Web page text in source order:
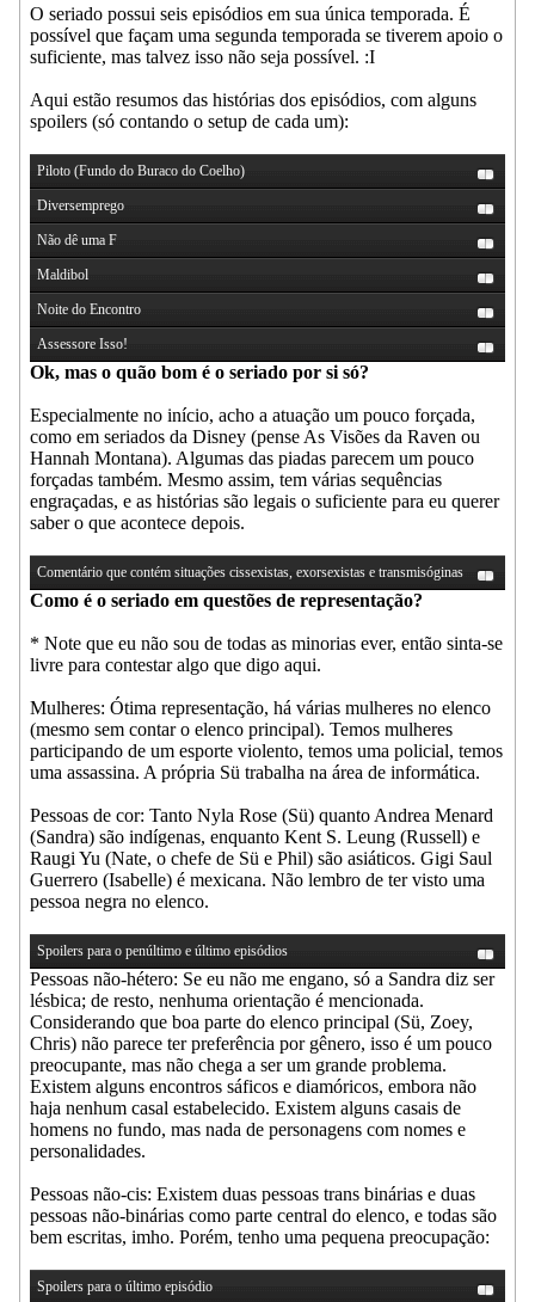
O seriado possui seis episódios em sua única temporada. É
possível que façam uma segunda temporada se tiverem apoio o
suficiente, mas talvez isso não seja possível. :I
Aqui estão resumos das histórias dos episódios, com alguns
spoilers (só contando o setup de cada um):
Piloto (Fundo do Buraco do Coelho)
Diversemprego
Não dê uma F
Maldibol
Noite do Encontro
Assessore Isso!
Ok, mas o quão bom é o seriado por si só?
Especialmente no início, acho a atuação um pouco forçada,
como em seriados da Disney (pense As Visões da Raven ou
Hannah Montana). Algumas das piadas parecem um pouco
forçadas também. Mesmo assim, tem várias sequências
engraçadas, e as histórias são legais o suficiente para eu querer
saber o que acontece depois.
Comentário que contém situações cissexistas, exorsexistas e transmisóginas
Como é o seriado em questões de representação?
* Note que eu não sou de todas as minorias ever, então sinta-se
livre para contestar algo que digo aqui.
Mulheres: Ótima representação, há várias mulheres no elenco
(mesmo sem contar o elenco principal). Temos mulheres
participando de um esporte violento, temos uma policial, temos
uma assassina. A própria Sü trabalha na área de informática.
Pessoas de cor: Tanto Nyla Rose (Sü) quanto Andrea Menard
(Sandra) são indígenas, enquanto Kent S. Leung (Russell) e
Raugi Yu (Nate, o chefe de Sü e Phil) são asiáticos. Gigi Saul
Guerrero (Isabelle) é mexicana. Não lembro de ter visto uma
pessoa negra no elenco.
Spoilers para o penúltimo e último episódios
Pessoas não-hétero: Se eu não me engano, só a Sandra diz ser
lésbica; de resto, nenhuma orientação é mencionada.
Considerando que boa parte do elenco principal (Sü, Zoey,
Chris) não parece ter preferência por gênero, isso é um pouco
preocupante, mas não chega a ser um grande problema.
Existem alguns encontros sáficos e diamóricos, embora não
haja nenhum casal estabelecido. Existem alguns casais de
homens no fundo, mas nada de personagens com nomes e
personalidades.
Pessoas não-cis: Existem duas pessoas trans binárias e duas
pessoas não-binárias como parte central do elenco, e todas são
bem escritas, imho. Porém, tenho uma pequena preocupação:
Spoilers para o último episódio